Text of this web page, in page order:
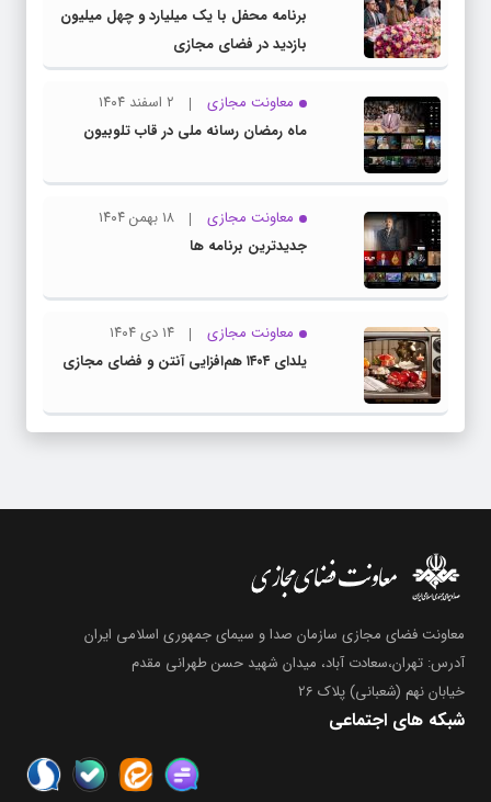
برنامه محفل با یک میلیارد و چهل میلیون
بازدید در فضای مجازی
معاونت مجازی
۲ اسفند ۱۴۰۴
ماه رمضان رسانه ملی در قاب تلوبیون
معاونت مجازی
۱۸ بهمن ۱۴۰۴
جدیدترین برنامه ها
معاونت مجازی
۱۴ دی ۱۴۰۴
یلدای ۱۴۰۴ هم‌افزایی آنتن و فضای مجازی
معاونت فضای مجازی سازمان صدا و سیمای جمهوری اسلامی ایران
آدرس: تهران،سعادت آباد، میدان شهید حسن طهرانی مقدم
خیابان نهم (شعبانی) پلاک 26
شبکه های اجتماعی